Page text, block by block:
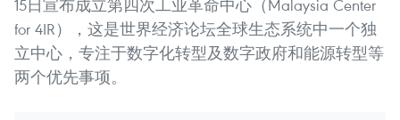
15日宣布成立第四次工业革命中心（Malaysia Center
for 4IR），这是世界经济论坛全球生态系统中一个独
立中心，专注于数字化转型及数字政府和能源转型等
两个优先事项。